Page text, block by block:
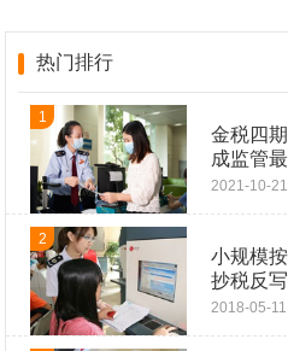
热门排行
1
金税四
成监管
2021-10-
2
小规模
抄税反
2018-05-